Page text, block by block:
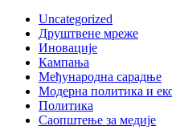
Uncategorized
Друштвене мреже
Иновације
Кампања
Међународна сарадње
Модерна политика и
Политика
Саопштење за медије